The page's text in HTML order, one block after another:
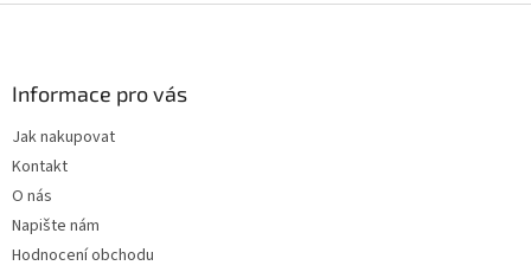
Informace pro vás
Jak nakupovat
Kontakt
O nás
Napište nám
Hodnocení obchodu